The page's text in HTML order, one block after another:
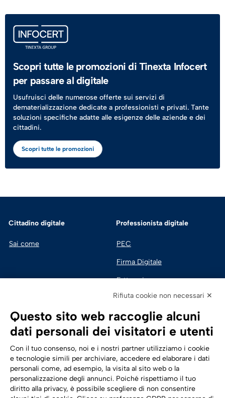
Scopri tutte le promozioni di Tinexta Infocert
per passare al digitale
Usufruisci delle numerose offerte sui servizi di
dematerializzazione dedicate a professionisti e privati. Tante
soluzioni specifiche adatte alle esigenze delle aziende e dei
cittadini.
Scopri tutte le promozioni
Cittadino digitale
Sai come
Professionista digitale
PEC
Firma Digitale
Fatturazione
Sicurezza Digitale
Cloud
Trasformazione digitale
Energia
Seguici su:
Rifiuta cookie non necessari ✕
Questo sito web raccoglie alcuni
dati personali dei visitatori e utenti
Con il tuo consenso, noi e i nostri partner utilizziamo i cookie
e tecnologie simili per archiviare, accedere ed elaborare i dati
personali come, ad esempio, la visita al sito web o la
personalizzazione degli annunci. Poiché rispettiamo il tuo
diritto alla privacy, è possibile scegliere di non consentire